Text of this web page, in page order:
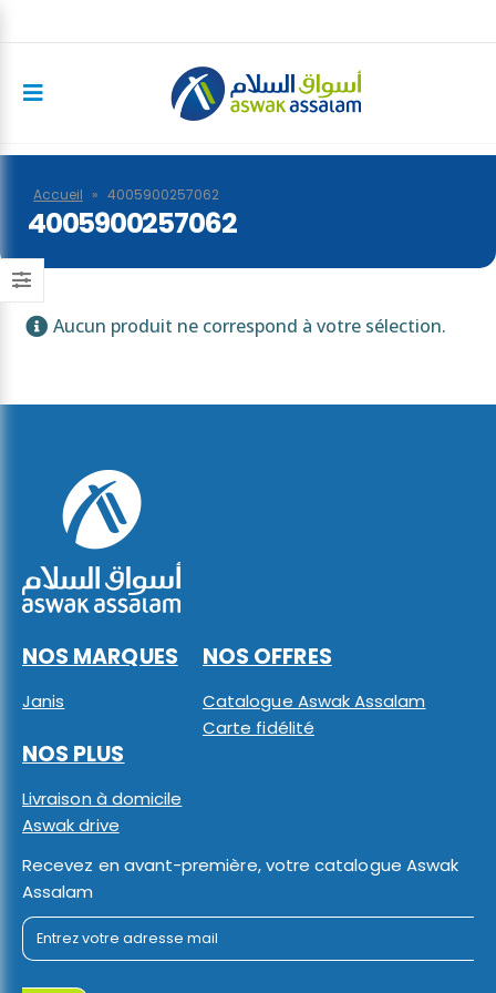
Accueil » 4005900257062
4005900257062
Aucun produit ne correspond à votre sélection.
NOS MARQUES
Janis
NOS OFFRES
Catalogue Aswak Assalam
Carte fidélité
NOS PLUS
Livraison à domicile
Aswak drive
Recevez en avant-première, votre catalogue Aswak
Assalam